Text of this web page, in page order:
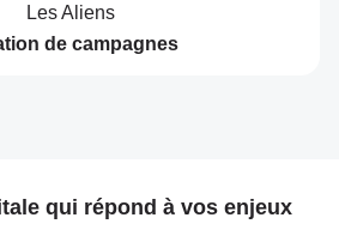
Les Aliens
de campagnes
qui répond à vos enjeux